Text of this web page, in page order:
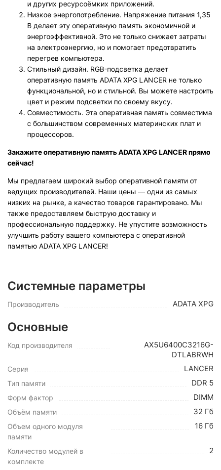
и других ресурсоёмких приложений.
Низкое энергопотребление. Напряжение питания 1,35
В делает эту оперативную память экономичной и
энергоэффективной. Это не только снижает затраты
на электроэнергию, но и помогает предотвратить
перегрев компьютера.
Стильный дизайн. RGB-подсветка делает
оперативную память ADATA XPG LANCER не только
функциональной, но и стильной. Вы можете настроить
цвет и режим подсветки по своему вкусу.
Совместимость. Эта оперативная память совместима
с большинством современных материнских плат и
процессоров.
Закажите оперативную память ADATA XPG LANCER прямо
сейчас!
Мы предлагаем широкий выбор оперативной памяти от
ведущих производителей. Наши цены — одни из самых
низких на рынке, а качество товаров гарантировано. Мы
также предоставляем быструю доставку и
профессиональную поддержку. Не упустите возможность
улучшить работу вашего компьютера с оперативной
памятью ADATA XPG LANCER!
Системные параметры
Производитель ADATA XPG
Основные
Код производителя
AX5U6400C3216G-
DTLABRWH
Серия LANCER
Тип памяти DDR 5
Форм фактор DIMM
Объём памяти 32 Гб
Объем одного модуля
памяти
16 Гб
Количество модулей в
комплекте
2